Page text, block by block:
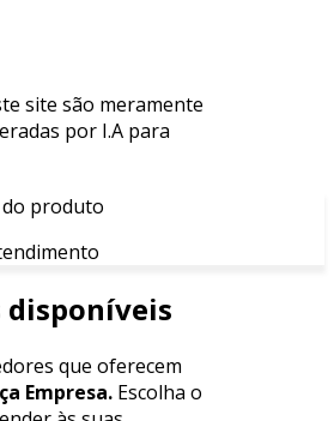
site são meramente
por I.A para
produto
disponíveis
que oferecem
Empresa. Escolha o